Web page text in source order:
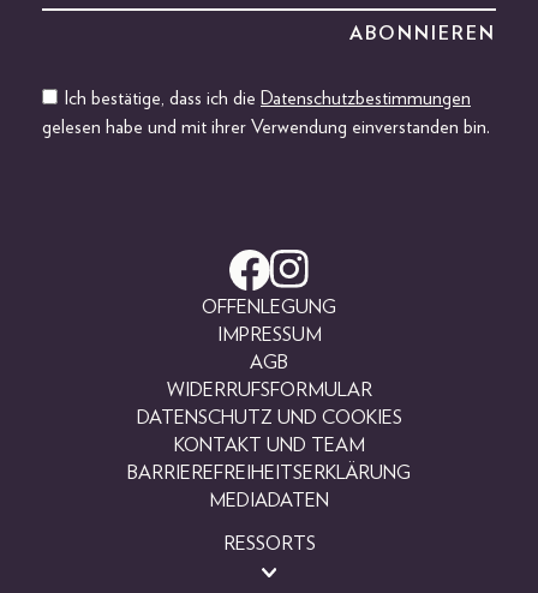
Ich bestätige, dass ich die Datenschutzbestimmungen
gelesen habe und mit ihrer Verwendung einverstanden bin.
OFFENLEGUNG
IMPRESSUM
AGB
WIDERRUFSFORMULAR
DATENSCHUTZ UND COOKIES
KONTAKT UND TEAM
BARRIEREFREIHEITSERKLÄRUNG
MEDIADATEN
RESSORTS